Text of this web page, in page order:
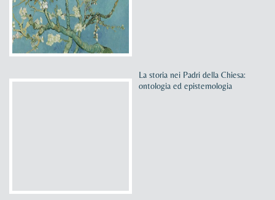
La storia nei Padri della Chiesa:
ontologia ed epistemologia